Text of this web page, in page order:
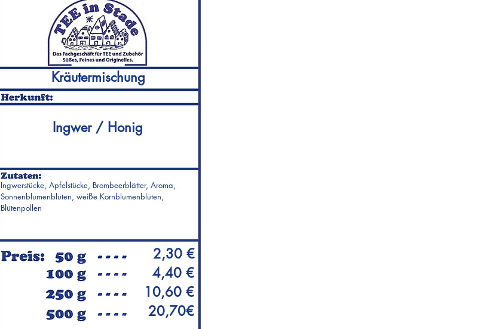
Kräutermischung
Ingwer / Honig
Ingwerstücke, Apfelstücke, Brombeerblätter, Aroma,
Sonnenblumenblüten, weiße Kornblumenblüten,
Blütenpollen
2,30 €
4,40 €
10,60 €
20,70€